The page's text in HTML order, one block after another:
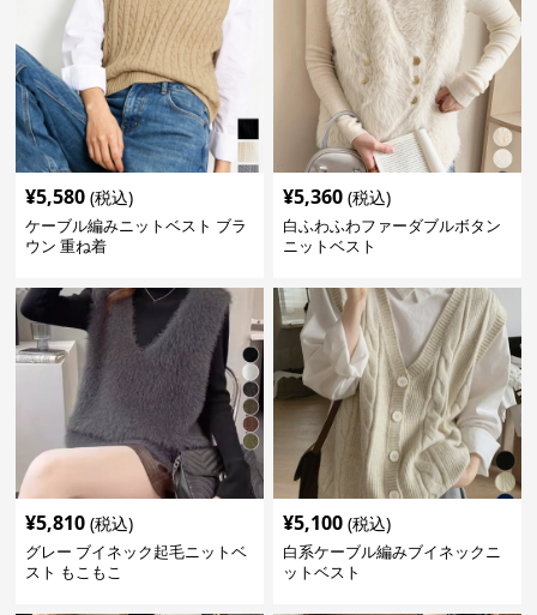
¥5,580 (税込)
ケーブル編みニットベスト ブラ
ウン 重ね着
¥5,360 (税込)
白ふわふわファーダブルボタン
ニットベスト
¥5,810 (税込)
グレー ブイネック起毛ニットベ
スト もこもこ
¥5,100 (税込)
白系ケーブル編みブイネックニ
ットベスト